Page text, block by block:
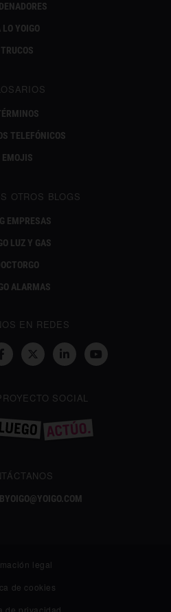
LO YOIGO
TRUCOS
TELEFÓNICOS
EMOJIS
OTROS BLOGS
EMPRESAS
LUZ Y GAS
ALARMAS
EN REDES
SOCIAL
legal
de cookies